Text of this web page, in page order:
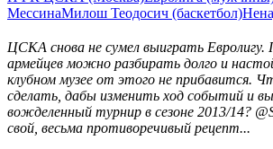
МессинаМилош Теодосич (баскетбол)
ЦСКА снова не сумел выиграть Евролигу.
армейцев можно разбирать долго и
клубном музее от этого не прибавится.
сделать, дабы изменить ход событий и
вожделенный турнир в сезоне 2013/14?
свой, весьма противоречивый рецепт...